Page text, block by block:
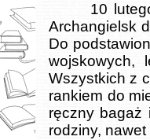
10
Archangielsk
Do
wojskowych,
Wszystkich z
rankiem do
ręczny bagaż
rodziny,